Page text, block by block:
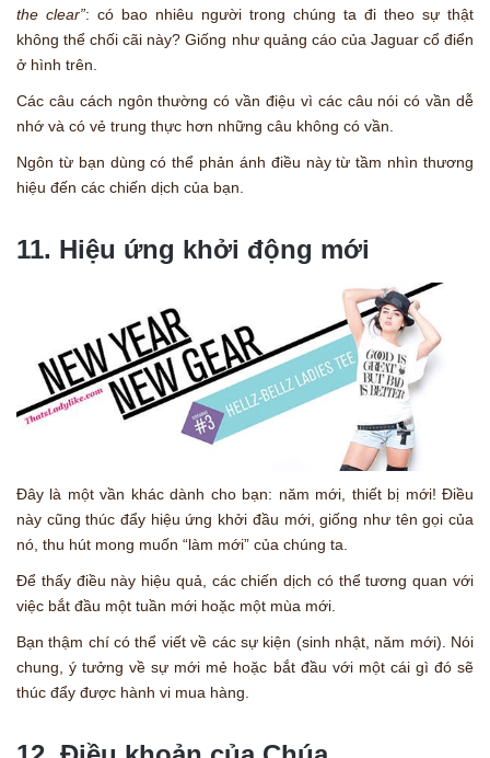
the clear”: có bao nhiêu người trong chúng ta đi theo sự thật
không thể chối cãi này? Giống như quảng cáo của Jaguar cổ điển
ở hình trên.
Các câu cách ngôn thường có vần điệu vì các câu nói có vần dễ
nhớ và có vẻ trung thực hơn những câu không có vần.
Ngôn từ bạn dùng có thể phản ánh điều này từ tầm nhìn thương
hiệu đến các chiến dịch của bạn.
11. Hiệu ứng khởi động mới
Đây là một vần khác dành cho bạn: năm mới, thiết bị mới! Điều
này cũng thúc đẩy hiệu ứng khởi đầu mới, giống như tên gọi của
nó, thu hút mong muốn “làm mới” của chúng ta.
Để thấy điều này hiệu quả, các chiến dịch có thể tương quan với
việc bắt đầu một tuần mới hoặc một mùa mới.
Bạn thậm chí có thể viết về các sự kiện (sinh nhật, năm mới). Nói
chung, ý tưởng về sự mới mẻ hoặc bắt đầu với một cái gì đó sẽ
thúc đẩy được hành vi mua hàng.